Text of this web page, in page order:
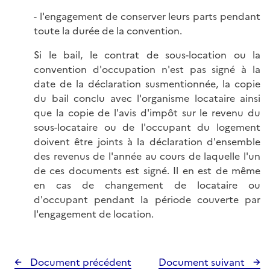
- l'engagement de conserver leurs parts pendant
toute la durée de la convention.
Si le bail, le contrat de sous-location ou la
convention d'occupation n'est pas signé à la
date de la déclaration susmentionnée, la copie
du bail conclu avec l'organisme locataire ainsi
que la copie de l'avis d'impôt sur le revenu du
sous-locataire ou de l'occupant du logement
doivent être joints à la déclaration d'ensemble
des revenus de l'année au cours de laquelle l'un
de ces documents est signé. Il en est de même
en cas de changement de locataire ou
d'occupant pendant la période couverte par
l'engagement de location.
Document précédent Document suivant